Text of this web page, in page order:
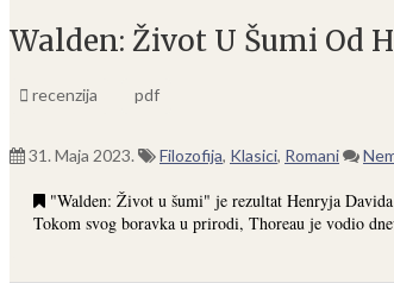
Walden: Život U Šumi Od
recenzija pdf
31. Maja 2023. Filozofija, Klasici, Romani
"Walden: Život u šumi" je rezultat Henryja
Tokom svog boravka u prirodi, Thoreau je vodio